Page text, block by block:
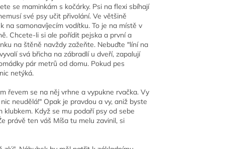
se maminkám s kočárky. Psi na flexi sbíhají
své psy učit přivolání. Ve většině
na samonavíjecím vodítku. To je na místě v
Chcete-li si ale pořídit pejska a první a
na štěně navždy zažeňte. Nebuďte "líní na
svá břicha na zábradlí u dveří, zapalují
pár metrů od domu. Pokud pes
netýká.
řevem se na něj vrhne a vypukne rvačka. Vy
neudělá!" Opak je pravdou a vy, aniž byste
Když se mu podaří psy od sebe
právě ten váš Míša tu melu zavinil, si